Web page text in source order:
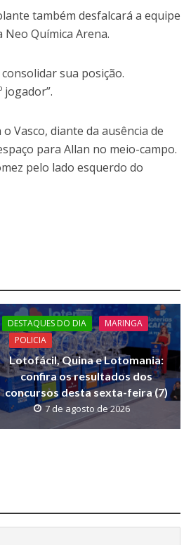
também desfalcará a equipe
Química Arena.
sua posição.
jogador”.
Vasco, diante da ausência de
para Allan no meio-campo.
pelo lado esquerdo do
DESTAQUES DO DIA
MARINGA
POLICIA
Lotofácil, Quina e Lotomania:
confira os resultados dos
concursos desta sexta-feira (7)
7 de agosto de 2026